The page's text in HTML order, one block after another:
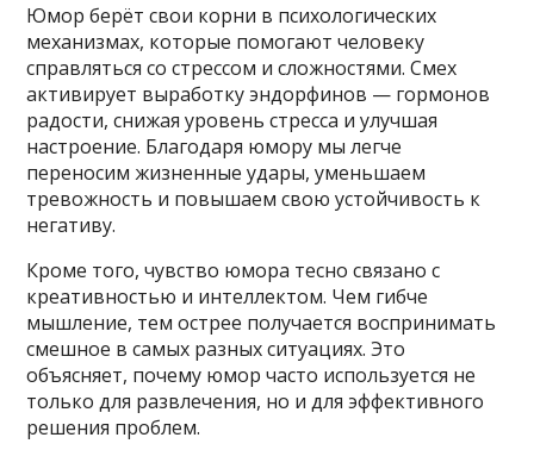
Юмор берёт свои корни в психологических
механизмах, которые помогают человеку
справляться со стрессом и сложностями. Смех
активирует выработку эндорфинов — гормонов
радости, снижая уровень стресса и улучшая
настроение. Благодаря юмору мы легче
переносим жизненные удары, уменьшаем
тревожность и повышаем свою устойчивость к
негативу.
Кроме того, чувство юмора тесно связано с
креативностью и интеллектом. Чем гибче
мышление, тем острее получается воспринимать
смешное в самых разных ситуациях. Это
объясняет, почему юмор часто используется не
только для развлечения, но и для эффективного
решения проблем.